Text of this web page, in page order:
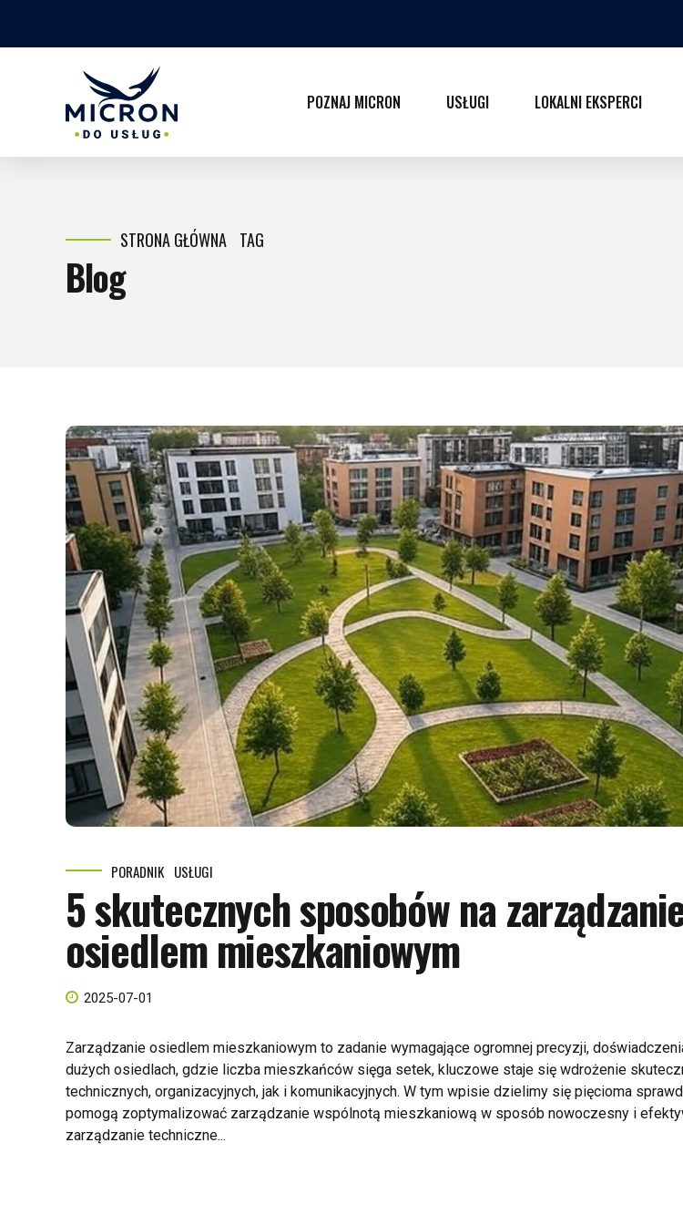
POZNAJ MICRON USŁUGI LOKALNI EKSPERCI
STRONA GŁÓWNA TAG
Blog
PORADNIK USŁUGI
5 skutecznych sposobów na
osiedlem mieszkaniowym
2025-07-01
Zarządzanie osiedlem mieszkaniowym to zadanie wymagające ogromnej precyzji,
dużych osiedlach, gdzie liczba mieszkańców sięga setek, kluczowe staje się wdrożenie
technicznych, organizacyjnych, jak i komunikacyjnych. W tym wpisie dzielimy się pięcioma
pomogą zoptymalizować zarządzanie wspólnotą mieszkaniową w sposób nowoczesny i
zarządzanie techniczne...